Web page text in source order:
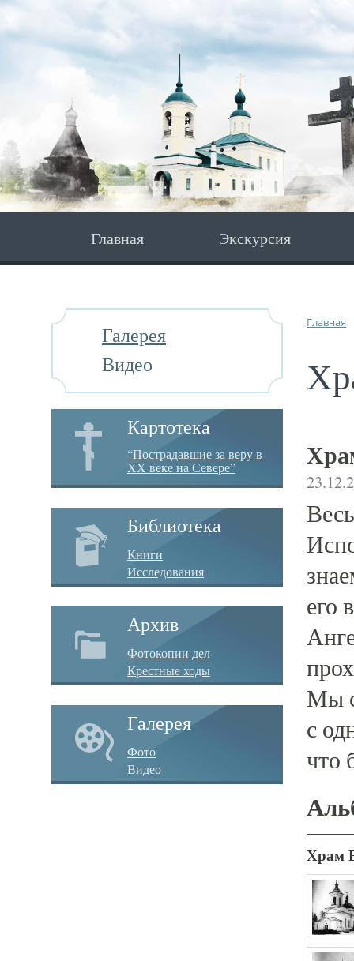
Главная Экскурсия
Галерея
Видео
Картотека
“Пострадавшие за веру в
XX веке на Севере”
Библиотека
Книги
Исследования
Архив
Фотокопии дел
Крестные ходы
Галерея
Фото
Видео
Главная
его
Мы
с
что
Храм